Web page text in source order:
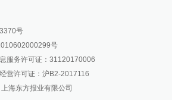
澎湃新闻公众号
澎湃新闻抖音号
派生万物开放平台
IP SHANGHAI
news@thepaper.cn
号
号
服务许可证：31120170006
营许可证：沪B2-2017116
上海东方报业有限公司